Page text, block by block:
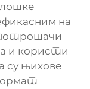
на
и користи
су њихове